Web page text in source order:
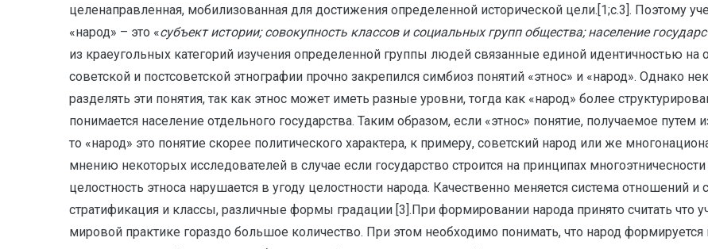
целенаправленная, мобилизованная для достижения определенной исторической цели.[1;с.3].
«народ» – это «субъект истории; совокупность классов и социальных групп общества; население
из краеугольных категорий изучения определенной группы людей связанные единой идентичностью
советской и постсоветской этнографии прочно закрепился симбиоз понятий «этнос» и «народ». Однако
разделять эти понятия, так как этнос может иметь разные уровни, тогда как «народ» более
понимается население отдельного государства. Таким образом, если «этнос» понятие, получаемое
то «народ» это понятие скорее политического характера, к примеру, советский народ или же
мнению некоторых исследователей в случае если государство строится на принципах
целостность этноса нарушается в угоду целостности народа. Качественно меняется система отношений
стратификация и классы, различные формы градации [3].При формировании народа принято считать что
мировой практике гораздо большое количество. При этом необходимо понимать, что народ